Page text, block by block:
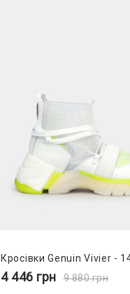
Кросівки Genuin Vivier -
4 446 грн 9 880грн